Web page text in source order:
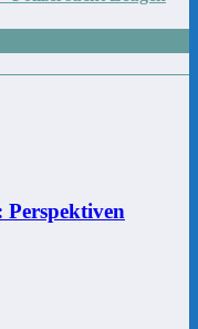
Perspektiven